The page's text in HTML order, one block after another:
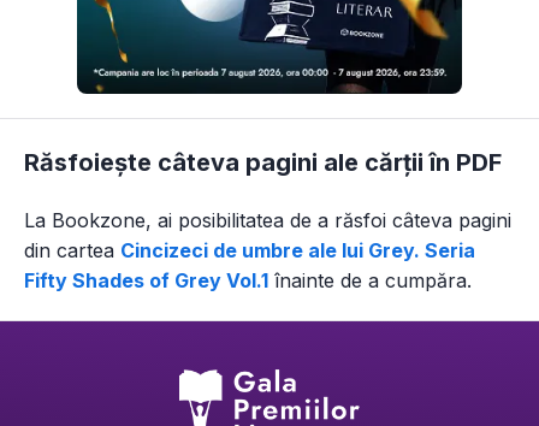
Răsfoiește câteva pagini ale cărții în PDF
La Bookzone, ai posibilitatea de a răsfoi câteva pagini
din cartea Cincizeci de umbre ale lui Grey. Seria
Fifty Shades of Grey Vol.1 înainte de a cumpăra.